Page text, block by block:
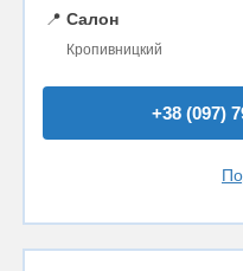
📍 Салон
Кропивницкий
+38 (097)